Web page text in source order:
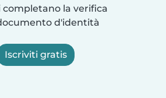
la verifica
d'identità
Iscriviti gratis